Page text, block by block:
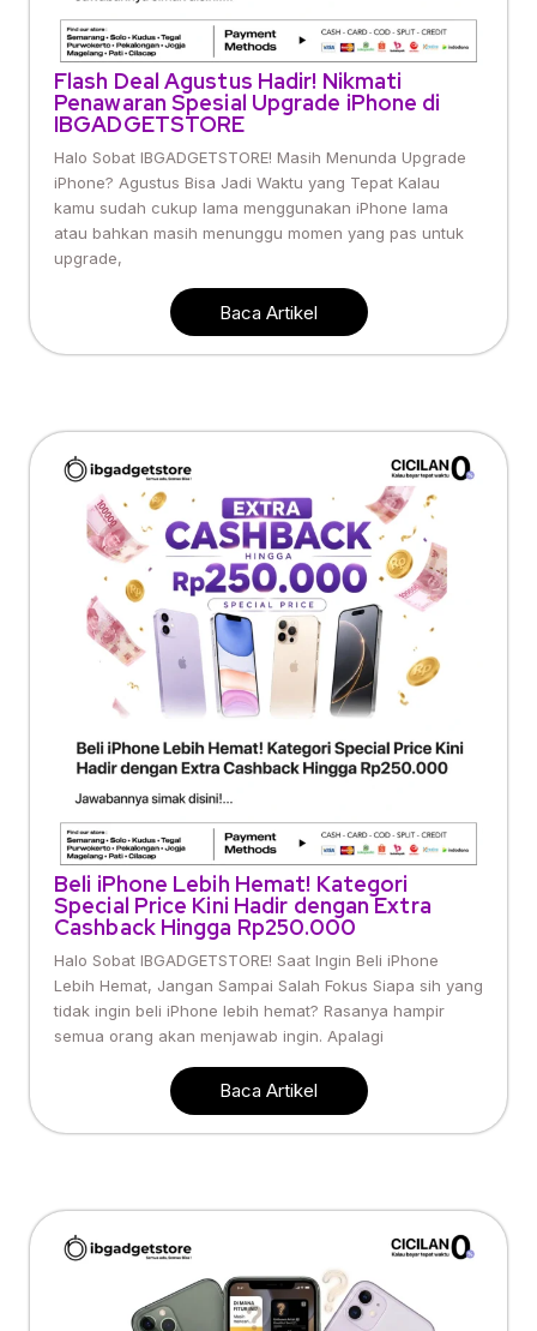
Flash Deal Agustus Hadir! Nikmati
Penawaran Spesial Upgrade iPhone di
IBGADGETSTORE
Halo Sobat IBGADGETSTORE! Masih Menunda Upgrade
iPhone? Agustus Bisa Jadi Waktu yang Tepat Kalau
kamu sudah cukup lama menggunakan iPhone lama
atau bahkan masih menunggu momen yang pas untuk
upgrade,
Baca Artikel
Beli iPhone Lebih Hemat! Kategori
Special Price Kini Hadir dengan Extra
Cashback Hingga Rp250.000
Halo Sobat IBGADGETSTORE! Saat Ingin Beli iPhone
Lebih Hemat, Jangan Sampai Salah Fokus Siapa sih yang
tidak ingin beli iPhone lebih hemat? Rasanya hampir
semua orang akan menjawab ingin. Apalagi
Baca Artikel